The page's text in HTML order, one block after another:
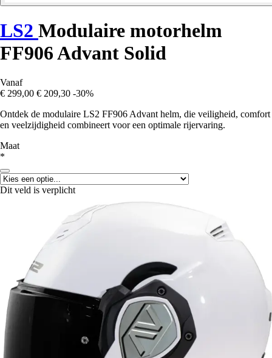
LS2 Modulaire motorhelm
FF906 Advant Solid
Vanaf
€ 299,00 € 209,30 -30%
Ontdek de modulaire LS2 FF906 Advant helm, die veiligheid, comfort
en veelzijdigheid combineert voor een optimale rijervaring.
Maat
*
Dit veld is verplicht